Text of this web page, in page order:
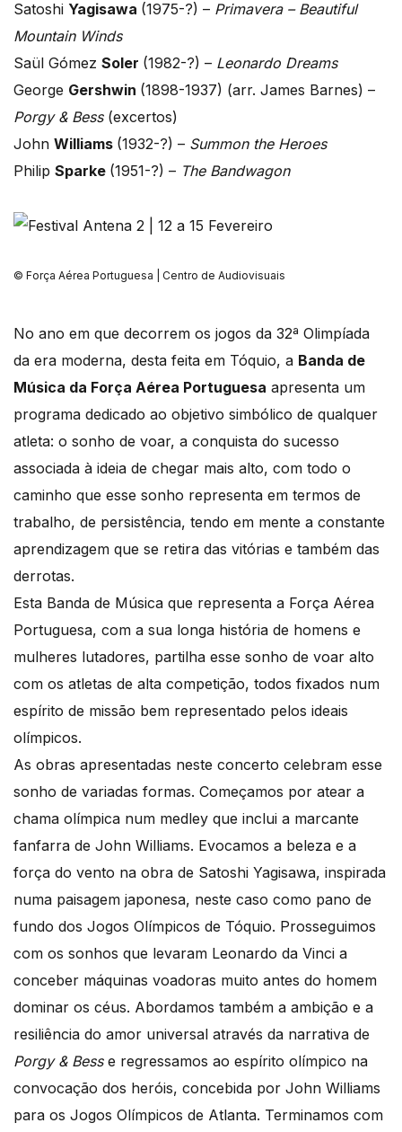
Satoshi Yagisawa (1975-?) – Primavera – Beautiful
Mountain Winds
Saül Gómez Soler (1982-?) – Leonardo Dreams
George Gershwin (1898-1937) (arr. James Barnes) –
Porgy & Bess (excertos)
John Williams (1932-?) – Summon the Heroes
Philip Sparke (1951-?) – The Bandwagon
© Força Aérea Portuguesa | Centro de Audiovisuais
No ano em que decorrem os jogos da 32ª Olimpíada
da era moderna, desta feita em Tóquio, a Banda de
Música da Força Aérea Portuguesa apresenta um
programa dedicado ao objetivo simbólico de qualquer
atleta: o sonho de voar, a conquista do sucesso
associada à ideia de chegar mais alto, com todo o
caminho que esse sonho representa em termos de
trabalho, de persistência, tendo em mente a constante
aprendizagem que se retira das vitórias e também das
derrotas.
Esta Banda de Música que representa a Força Aérea
Portuguesa, com a sua longa história de homens e
mulheres lutadores, partilha esse sonho de voar alto
com os atletas de alta competição, todos fixados num
espírito de missão bem representado pelos ideais
olímpicos.
As obras apresentadas neste concerto celebram esse
sonho de variadas formas. Começamos por atear a
chama olímpica num medley que inclui a marcante
fanfarra de John Williams. Evocamos a beleza e a
força do vento na obra de Satoshi Yagisawa, inspirada
numa paisagem japonesa, neste caso como pano de
fundo dos Jogos Olímpicos de Tóquio. Prosseguimos
com os sonhos que levaram Leonardo da Vinci a
conceber máquinas voadoras muito antes do homem
dominar os céus. Abordamos também a ambição e a
resiliência do amor universal através da narrativa de
Porgy & Besse regressamos ao espírito olímpico na
convocação dos heróis, concebida por John Williams
para os Jogos Olímpicos de Atlanta. Terminamos com